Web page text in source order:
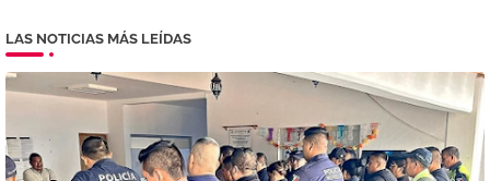
LAS NOTICIAS MÁS LEÍDAS